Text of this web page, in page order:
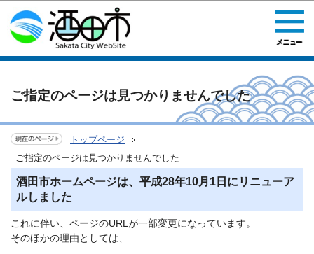
このページの本文へ移動
ご指定のページは見つかりませんでした
トップページ
ご指定のページは見つかりませんでした
酒田市ホームページは、平成28年10月1日にリニューア
ルしました
これに伴い、ページのURLが一部変更になっています。
そのほかの理由としては、